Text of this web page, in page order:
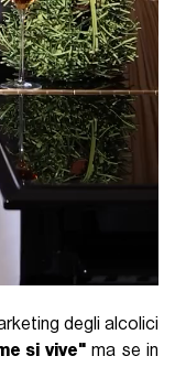
degli alcolici
si vive"ma se in